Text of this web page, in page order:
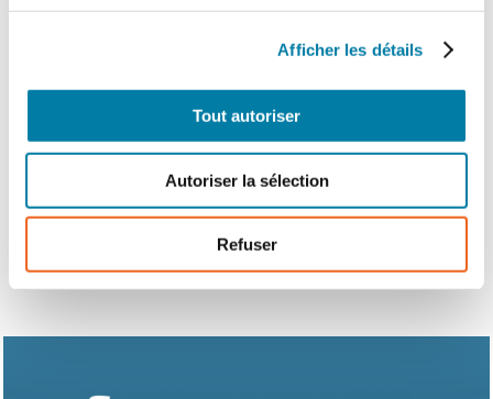
Afficher les détails
Tout autoriser
Autoriser la sélection
Refuser
Contact :contact@ppsincendie.fr
Téléphone : 07 66 04 37 48
Produits à la une